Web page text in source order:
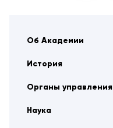
Об Академии
История
Органы управления
Наука